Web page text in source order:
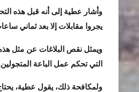
وأشار عطية إلى أنه قبل هذه
يجروا مقابلات إلا بعد ثماني
ويمثل نقص البلاغات عن مثل هذه
التي تحكم عمل الباعة المتجولين
ولمكافحة ذلك، يقول عطية،